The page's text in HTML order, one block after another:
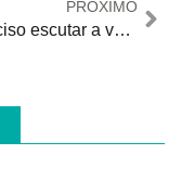
PRÓXIMO
É preciso escutar a voz das urnas!